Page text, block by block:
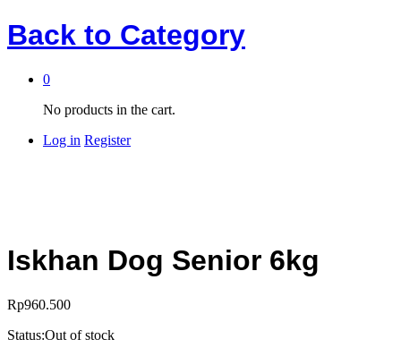
Back to Category
0
No products in the cart.
Log in Register
Iskhan Dog Senior 6kg
Rp960.500
Status:Out of stock